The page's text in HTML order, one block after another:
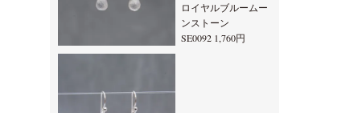
ロイヤルブルームー
ンストーン
SE0092 1,760円